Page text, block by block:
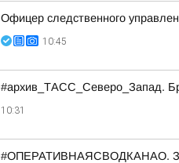
Офицер следственного
10:45
#архив_ТАСС_Северо_Запад.
10:31
#ОПЕРАТИВНАЯСВОДКАНАО. За 7